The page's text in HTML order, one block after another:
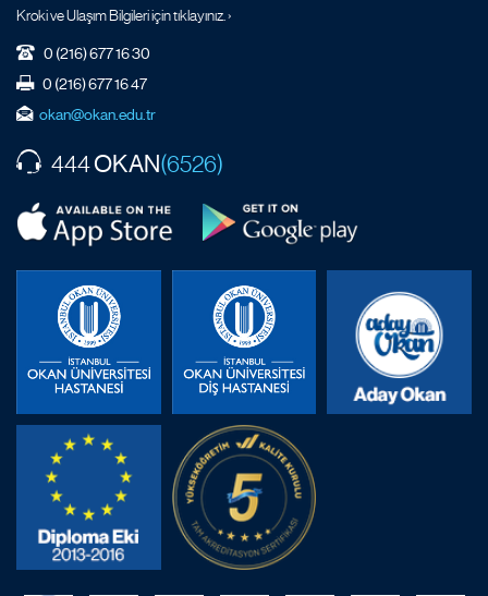
Kroki ve Ulaşım Bilgileri için tıklayınız. ›
0 (216) 677 16 30
0 (216) 677 16 47
okan@okan.edu.tr
444OKAN(6526)